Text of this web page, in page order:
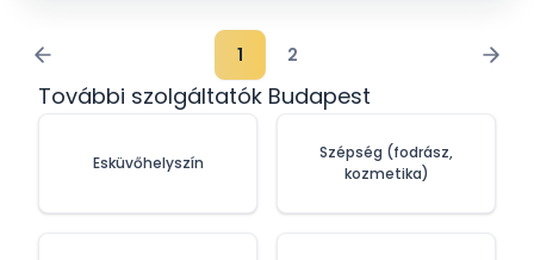
1 2
További szolgáltatók Budapest
Esküvőhelyszín
Szépség (fodrász,
kozmetika)